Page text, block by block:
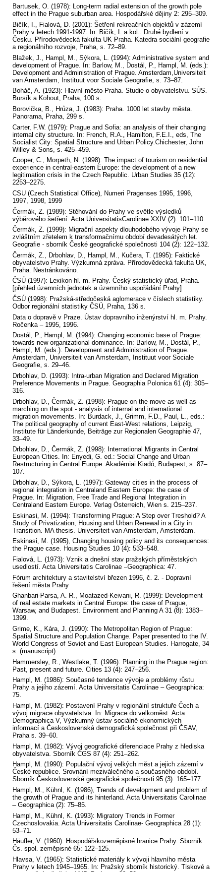
Bartusek, O. (1978): Long-term radial extension of the growth pole
effect in the Prague suburban area. Hospodářské dějiny 2: 295–309.
Bičík, I., Fialová, D. (2001): Šetření rekreačních objektů v zázemí
Prahy v letech 1991-1997. In: Bičík, I. a kol.: Druhé bydlení v
Česku. Přírodovědecká fakulta UK Praha. Katedra sociální geografie
a regionálního rozvoje, Praha, s. 72–89.
Blažek, J., Hampl, M., Sýkora, L. (1994): Administrative system and
development of Prague. In: Barlow, M., Dostál, P., Hampl, M. (eds.):
Development and Administration of Prague. Amsterdam,Universiteit
van Amsterdam, Instituut voor Sociale Geografie, s. 73–87.
Boháč, A. (1923): Hlavní město Praha. Studie o obyvatelstvu. SÚS.
Bursík a Kohout, Praha, 100 s.
Borovička, B., Hrůza, J. (1983): Praha. 1000 let stavby města.
Panorama, Praha, 299 s.
Carter, F.W. (1979): Prague and Sofia: an analysis of their changing
internal city structure. In: French, R.A., Hamilton, F.E.I., eds, The
Socialist City: Spatial Structure and Urban Policy.Chichester, John
Willey & Sons, s. 425–459.
Cooper, C., Morpeth, N. (1998): The impact of tourism on residential
experience in central-eastern Europe: the development of a new
legitimation crisis in the Czech Republic. Urban Studies 35 (12):
2253–2275.
CSU (Czech Statistical Office), Numeri Pragenses 1995, 1996,
1997, 1998, 1999
Čermák, Z. (1989): Stěhování do Prahy ve světle výsledků
výběrového šetření. Acta UniversitatisCarolinae XXIV (2): 101–110.
Čermák, Z. (1999): Migrační aspekty dlouhodobého vývoje Prahy se
zvláštním zřetelem k transformačnímu období devadesátých let.
Geografie - sborník České geografické společnosti 104 (2): 122–132.
Čermák, Z., Drbohlav, D., Hampl, M., Kučera, T. (1995): Faktické
obyvatelstvo Prahy. Výzkumná zpráva. Přírodovědecká fakulta UK,
Praha. Nestránkováno.
ČSÚ (1997): Lexikon hl. m. Prahy. Český statistický úřad, Praha.
[přehled územních jednotek a územního uspořádání Prahy]
ČSÚ (1998): Pražská-středočeská aglomerace v číslech statistiky.
Odbor regionální statistiky ČSÚ, Praha, 136 s.
Data o dopravě v Praze. Ústav dopravního inženýrství hl. m. Prahy.
Ročenka – 1995, 1996.
Dostál, P., Hampl, M. (1994): Changing economic base of Prague:
towards new organizational dominance. In: Barlow, M., Dostál, P.,
Hampl, M. (eds.): Development and Administration of Prague.
Amsterdam, Universiteit van Amsterdam, Instituut voor Sociale
Geografie, s. 29–46.
Drbohlav, D. (1993): Intra-urban Migration and Declared Migration
Preference Movements in Prague. Geographia Polonica 61 (4): 305–
316.
Drbohlav, D., Čermák, Z. (1998): Prague on the move as well as
marching on the spot - analysis of internal and international
migration movements. In: Burdack, J., Grimm, F.D., Paul, L., eds.:
The political geography of current East-West relations, Leipzig,
Institute für Länderkunde, Beiträge zur Regionalen Geographie 47,
33–49.
Drbohlav, D., Čermák, Z. (1998): International Migrants in Central
European Cities. In: Enyedi, G. ed.: Social Change and Urban
Restructuring in Central Europe. Akadémiai Kiadó, Budapest, s. 87–
107.
Drbohlav, D., Sýkora, L. (1997): Gateway cities in the process of
regional integration in Centraland Eastern Europe: the case of
Prague. In: Migration, Free Trade and Regional Integration in
Centraland Eastern Europe. Verlag Österreich, Wien s. 215–237.
Eskinasi, M. (1994): Transforming Prague: A Step over Treshold? A
Study of Privatization, Housing and Urban Renewal in a City in
Transition. MA thesis. Universiteit van Amsterdam, Amsterdam.
Eskinasi, M. (1995), Changing housing policy and its consequences:
the Prague case. Housing Studies 10 (4): 533–548.
Fialová, L. (1973): Vznik a dnešní stav pražských příměstských
usedlostí. Acta Universitatis Carolinae –Geographica: 47.
Fórum architektury a stavitelství březen 1996, č. 2. - Dopravní
řešení města Prahy
Ghanbari-Parsa, A. R., Moatazed-Keivani, R. (1999): Development
of real estate markets in Central Europe: the case of Prague,
Warsaw, and Budapest. Environment and Planning A 31 (8): 1383–
1399.
Grime, K., Kára, J. (1990): The Metropolitan Region of Prague:
Spatial Structure and Population Change. Paper presented to the IV.
World Congress of Soviet and East European Studies. Harrogate, 34
s. (manuscript).
Hammersley, R., Westlake, T. (1996): Planning in the Prague region:
Past, present and future. Cities 13 (4): 247–256.
Hampl, M. (1986): Současné tendence vývoje a problémy růstu
Prahy a jejího zázemí. Acta Universitatis Carolinae – Geographica:
75.
Hampl, M. (1982): Postavení Prahy v regionální struktuře Čech a
vývoj migrace obyvatelstva. In: Migrace do velkoměst. Acta
Demographica V, Výzkumný ústav sociálně ekonomických
informací a Československá demografická společnost při ČSAV,
Praha s. 39–60.
Hampl, M. (1982): Vývoj geografické diferenciace Prahy z hlediska
obyvatelstva. Sborník ČGS 87 (4): 251–262.
Hampl, M. (1990): Populační vývoj velkých měst a jejich zázemí v
České republice. Srovnání meziválečného a současného období.
Sborník Československé geografické společnosti 95 (3): 165–177.
Hampl, M., Kühnl, K. (1986), Trends of development and problem of
the growth of Prague and its hinterland. Acta Universitatis Carolinae
– Geographica (2): 75–85.
Hampl, M., Kühnl, K. (1993): Migratory Trends in Former
Czechoslovakia. Acta Universitatis Carolinae- Geographica 28 (1):
53–71.
Häufler, V. (1960): Hospodářskozeměpisné hranice Prahy. Sborník
Čs. spol. zeměpisné 65: 122–125.
Hlavsa, V. (1965): Statistické materiály k vývoji hlavního města
Prahy v letech 1945–1965. In: Pražský sborník historický. Tiskové a